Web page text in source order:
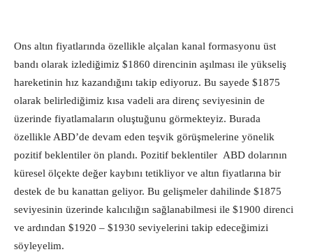
Ons altın fiyatlarında özellikle alçalan kanal formasyonu üst
bandı olarak izlediğimiz $1860 direncinin aşılması ile yükseliş
hareketinin hız kazandığını takip ediyoruz. Bu sayede $1875
olarak belirlediğimiz kısa vadeli ara direnç seviyesinin de
üzerinde fiyatlamaların oluştuğunu görmekteyiz. Burada
özellikle ABD’de devam eden teşvik görüşmelerine yönelik
pozitif beklentiler ön plandı. Pozitif beklentiler ABD dolarının
küresel ölçekte değer kaybını tetikliyor ve altın fiyatlarına bir
destek de bu kanattan geliyor. Bu gelişmeler dahilinde $1875
seviyesinin üzerinde kalıcılığın sağlanabilmesi ile $1900 direnci
ve ardından $1920 – $1930 seviyelerini takip edeceğimizi
söyleyelim.